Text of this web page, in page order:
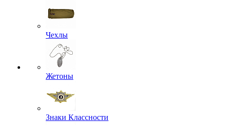
Чехлы
Жетоны
Знаки Классности